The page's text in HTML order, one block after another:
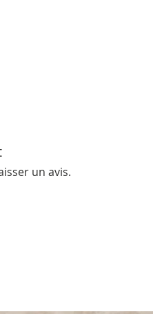
un avis.